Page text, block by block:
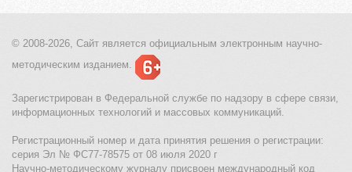
© 2008-2026, Сайт является официальным электронным научно-
методическим изданием.
Зарегистрирован в Федеральной службе по надзору в сфере связи,
информационных технологий и массовых коммуникаций.
Регистрационный номер и дата принятия решения о регистрации:
серия Эл № ФС77-78575 от 08 июля 2020 г
Научно-методическому журналу присвоен международный код